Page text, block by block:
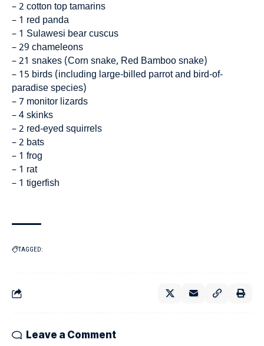
– 2 cotton top tamarins
– 1 red panda
– 1 Sulawesi bear cuscus
– 29 chameleons
– 21 snakes (Corn snake, Red Bamboo snake)
– 15 birds (including large-billed parrot and bird-of-
paradise species)
– 7 monitor lizards
– 4 skinks
– 2 red-eyed squirrels
– 2 bats
– 1 frog
– 1 rat
– 1 tigerfish
TAGGED:
Leave a Comment